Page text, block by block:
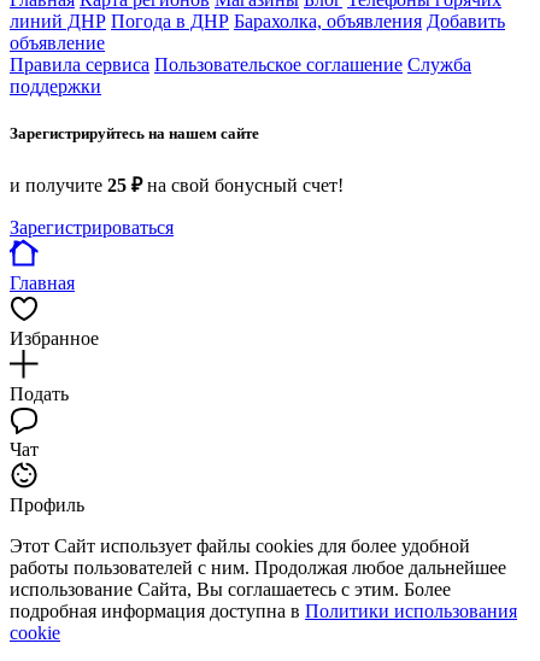
линий ДНР Погода в ДНР Барахолка, объявления Добавить
объявление
Правила сервиса Пользовательское соглашение Служба
поддержки
Зарегистрируйтесь на нашем сайте
и получите 25 ₽на свой бонусный счет!
Зарегистрироваться
Главная
Избранное
Подать
Чат
Профиль
Этот Сайт использует файлы cookies для более удобной
работы пользователей с ним. Продолжая любое дальнейшее
использование Сайта, Вы соглашаетесь с этим. Более
подробная информация доступна в Политики использования
cookie